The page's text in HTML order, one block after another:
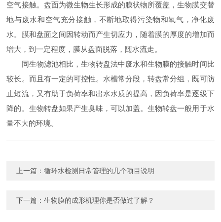
空气接触。盘面为微生物生长形成的膜状物所覆盖，生物膜交替
地与废水和空气充分接触，不断地取得污染物和氧气，净化废
水。膜和盘面之间因转动而产生切应力，随着膜的厚度的增加而
增大，到一定程度，膜从盘面脱落，随水流走。
同生物滤池相比，生物转盘法中废水和生物膜的接触时间比
较长。而且有一定的可控性。水槽常分段，转盘常分组，既可防
止短流，又有助于负荷率和出水水质的提高，因负荷率是逐级下
降的。生物转盘如果产生臭味，可以加盖。生物转盘一般用于水
量不大的环境。
上一篇：循环水检测日常管理的几个项目说明
下一篇：生物膜的成形机理你是否做过了解？